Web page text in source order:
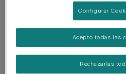
Artículos más vistos
Comportamiento
Juegos
Configurar
Rechazarlas
Acepto todas las